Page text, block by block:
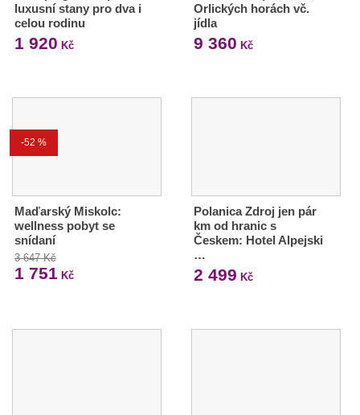
luxusní stany pro dva i
celou rodinu
1 920 Kč
Orlických horách vč.
jídla
9 360 Kč
-52 %
Maďarský Miskolc:
wellness pobyt se
snídaní
3 647 Kč
1 751 Kč
Polanica Zdroj jen pár
km od hranic s
Českem: Hotel Alpejski
…
2 499 Kč